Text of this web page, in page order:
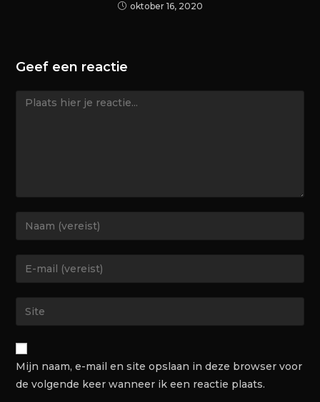
oktober 16, 2020
Geef een reactie
Mijn naam, e-mail en site opslaan in deze browser voor
de volgende keer wanneer ik een reactie plaats.